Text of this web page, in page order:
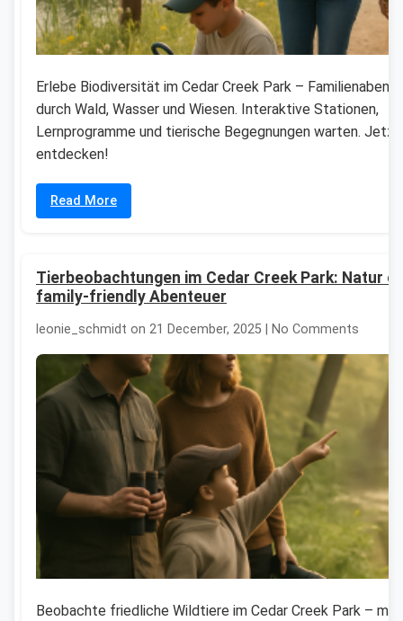
Erlebe Biodiversität im Cedar Creek Park –
durch Wald, Wasser und Wiesen. Interaktive Stationen,
Lernprogramme und tierische Begegnungen warten. Jetzt
entdecken!
Read More
Tierbeobachtungen im Cedar Creek Park: Natur
family-friendly Abenteuer
leonie_schmidt on 21 December, 2025 | No Comments
Beobachte friedliche Wildtiere im Cedar Creek Park – mit